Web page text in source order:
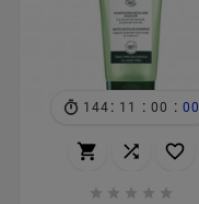
144 : 10 : 59 : 58
  
    